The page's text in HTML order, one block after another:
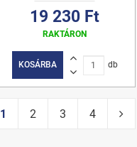
19 230 Ft
RAKTÁRON
KOSÁRBA db
1 2 3 4